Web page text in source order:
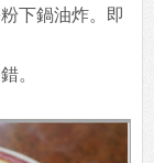
下鍋油炸。即
。